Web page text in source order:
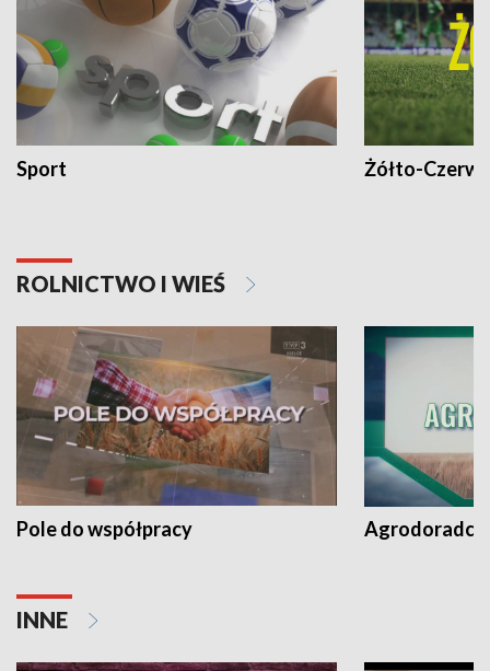
Sport Żółto-
ROLNICTWO I WIEŚ
Pole do współpracy Agrodoradcy
INNE